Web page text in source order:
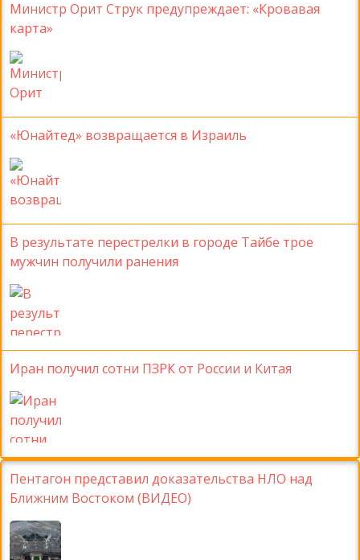
Министр Орит Струк предупреждает: «Кровавая
карта»
«Юнайтед» возвращается в Израиль
В результате перестрелки в городе Тайбе трое
мужчин получили ранения
Иран получил сотни ПЗРК от России и Китая
Пентагон представил доказательства НЛО над
Ближним Востоком (ВИДЕО)